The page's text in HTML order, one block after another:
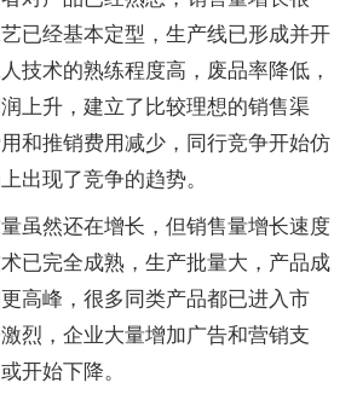
已经基本定型，生产线已形成并开
技术的熟练程度高，废品率降低，
上升，建立了比较理想的销售渠
和推销费用减少，同行竞争开始仿
出现了竞争的趋势。
然还在增长，但销售量增长速度
已完全成熟，生产批量大，产品成
高峰，很多同类产品都已进入市
烈，企业大量增加广告和营销支
开始下降。